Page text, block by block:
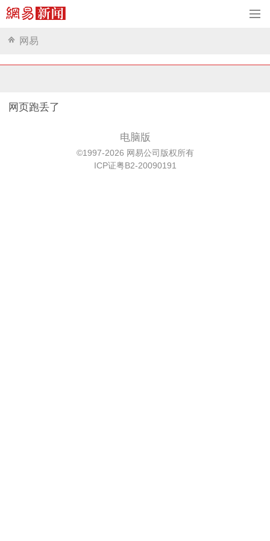
网易
网页跑丢了
电脑版
©1997-2026 网易公司版权所有
ICP证粤B2-20090191